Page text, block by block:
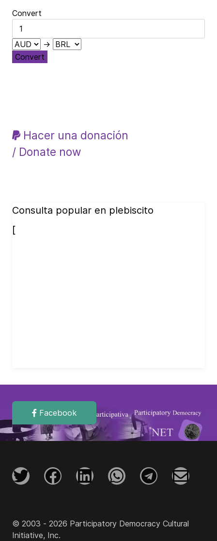
Convert
→
Convert
Hacer una donación
/ Donate now
Consulta popular en plebiscito
[
Facebook
© 2003 - 2026 Participatory Democracy Cultural
Initiative, Inc.